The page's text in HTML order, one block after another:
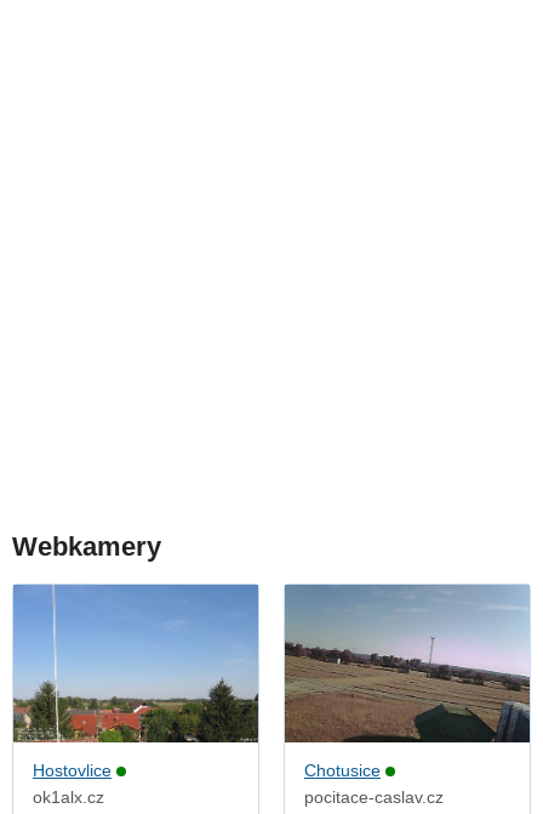
Webkamery
Hostovlice
ok1alx.cz
Chotusice
pocitace-caslav.cz